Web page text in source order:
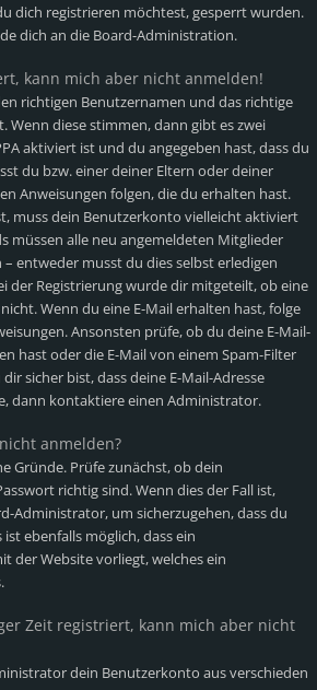
dich registrieren möchtest, gesperrt wurden.
dich an die Board-Administration.
kann mich aber nicht anmelden!
richtigen Benutzernamen und das richtige
Wenn diese stimmen, dann gibt es zwei
aktiviert ist und du angegeben hast, dass du
du bzw. einer deiner Eltern oder deiner
Anweisungen folgen, die du erhalten hast.
muss dein Benutzerkonto vielleicht aktiviert
müssen alle neu angemeldeten Mitglieder
entweder musst du dies selbst erledigen
der Registrierung wurde dir mitgeteilt, ob eine
Wenn du eine E-Mail erhalten hast, folge
Ansonsten prüfe, ob du deine E-Mail-
hast oder die E-Mail von einem Spam-Filter
sicher bist, dass deine E-Mail-Adresse
dann kontaktiere einen Administrator.
anmelden?
Gründe. Prüfe zunächst, ob dein
richtig sind. Wenn dies der Fall ist,
Administrator, um sicherzugehen, dass du
ebenfalls möglich, dass ein
der Website vorliegt, welches ein
Zeit registriert, kann mich aber nicht
dein Benutzerkonto aus verschieden